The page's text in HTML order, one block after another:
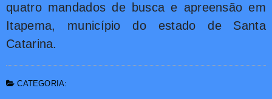
quatro mandados de busca e apreensão em
Itapema, município do estado de Santa
Catarina.
CATEGORIA: